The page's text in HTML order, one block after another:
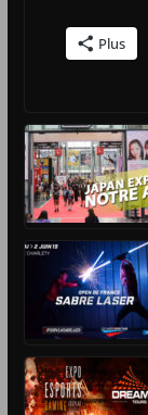
Plus